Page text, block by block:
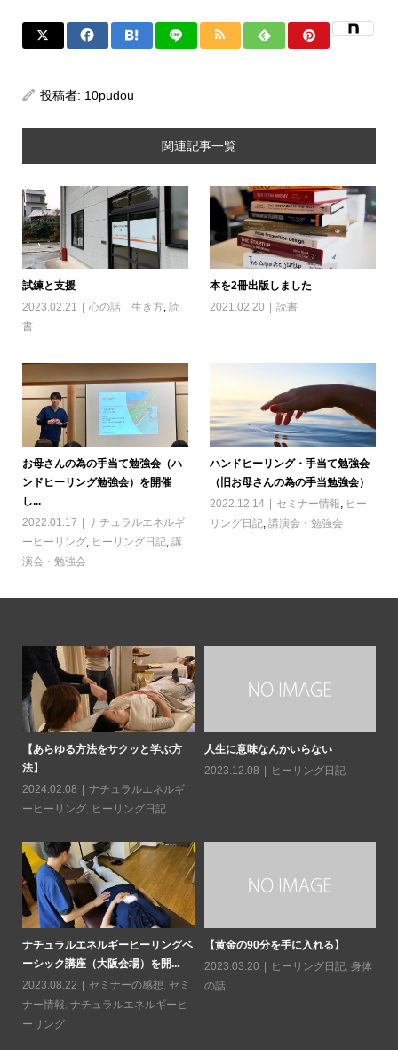
投稿者: 10pudou
関連記事一覧
試練と支援
2023.02.21
心の話 生き方, 読
書
本を2冊出版しました
2021.02.20
読書
お母さんの為の手当て勉強会（ハ
ンドヒーリング勉強会）を開催
し...
2022.01.17
ナチュラルエネルギ
ーヒーリング, ヒーリング日記, 講
演会・勉強会
ハンドヒーリング・手当て勉強会
（旧お母さんの為の手当勉強会）
2022.12.14
セミナー情報
ヒー
リング日記 ,講演会・勉強会
【あらゆる方法をサクッと学ぶ方
法】
2024.02.08
ナチュラルエネルギ
ーヒーリング, ヒーリング日記
人生に意味なんかいらない
2023.12.08
ヒーリング日記
ナチュラルエネルギーヒーリングベ
ーシック講座（大阪会場）を開...
2023.08.22
セミナーの感想, セミ
ナー情報, ナチュラルエネルギーヒ
ーリング
【黄金の90分を手に入れる】
2023.03.20
ヒーリング日記, 身体
の話